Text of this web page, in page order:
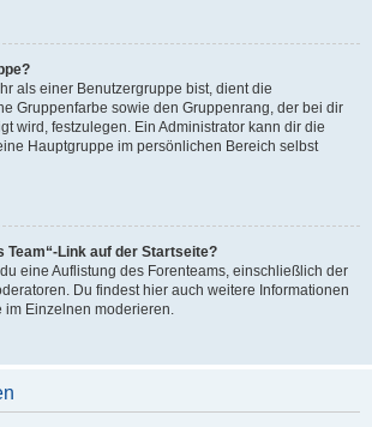
als einer Benutzergruppe bist, dient die
Gruppenfarbe sowie den Gruppenrang, der bei dir
wird, festzulegen. Ein Administrator kann dir die
Hauptgruppe im persönlichen Bereich selbst
Team“-Link auf der Startseite?
eine Auflistung des Forenteams, einschließlich der
Du findest hier auch weitere Informationen
im Einzelnen moderieren.